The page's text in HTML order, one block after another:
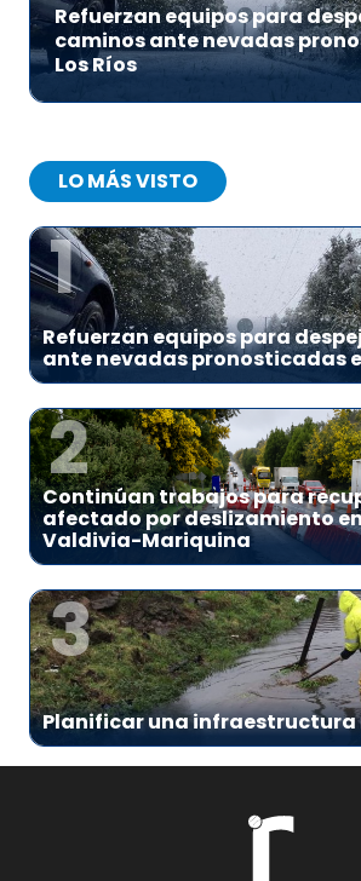
Refuerzan equipos para
caminos ante nevadas
Los Ríos
LO MÁS VISTO
1
Refuerzan equipos para
ante nevadas pronosticadas
2
Continúan trabajos para
afectado por deslizamiento
Valdivia-Mariquina
3
Planificar una infraestructura